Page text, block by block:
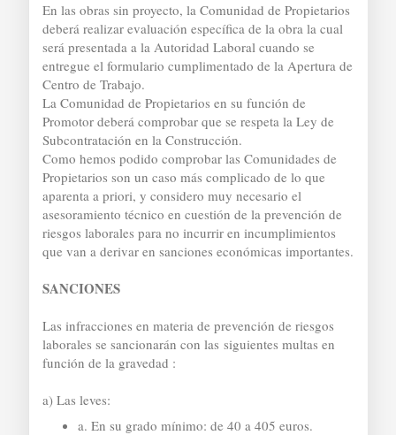
En las obras sin proyecto, la Comunidad de Propietarios
deberá realizar evaluación específica de la obra la cual
será presentada a la Autoridad Laboral cuando se
entregue el formulario cumplimentado de la Apertura de
Centro de Trabajo.
La Comunidad de Propietarios en su función de
Promotor deberá comprobar que se respeta la Ley de
Subcontratación en la Construcción.
Como hemos podido comprobar las Comunidades de
Propietarios son un caso más complicado de lo que
aparenta a priori, y considero muy necesario el
asesoramiento técnico en cuestión de la prevención de
riesgos laborales para no incurrir en incumplimientos
que van a derivar en sanciones económicas importantes.
SANCIONES
Las infracciones en materia de prevención de riesgos
laborales se sancionarán con las siguientes multas en
función de la gravedad :
a) Las leves:
a. En su grado mínimo: de 40 a 405 euros.